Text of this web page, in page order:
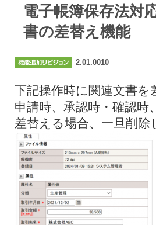
電子帳簿保存法対
書の差替え機能
2.01.0010
下記操作時に関連文書
申請時、承認時・確認時
差替える場合、一旦削